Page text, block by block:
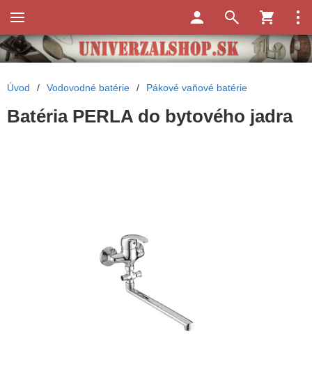
Úvod / Vodovodné batérie / Pákové vaňové batérie
Batéria PERLA do bytového jadra